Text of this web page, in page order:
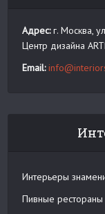
Адрес:г. Москва,
Центр дизайна
Email:
Интерьеры
Пивные рестораны